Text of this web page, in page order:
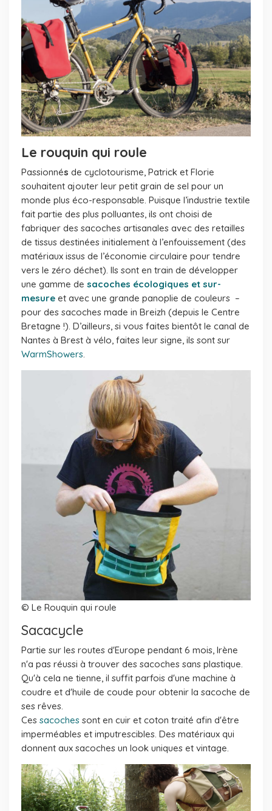
Le rouquin qui roule
Passionnés de cyclotourisme, Patrick et Florie
souhaitent ajouter leur petit grain de sel pour un
monde plus éco-responsable. Puisque l’industrie textile
fait partie des plus polluantes, ils ont choisi de
fabriquer des sacoches artisanales avec des retailles
de tissus destinées initialement à l’enfouissement (des
matériaux issus de l’économie circulaire pour tendre
vers le zéro déchet). Ils sont en train de développer
une gamme de sacoches écologiques et sur-
mesure et avec une grande panoplie de couleurs –
pour des sacoches made in Breizh (depuis le Centre
Bretagne !). D’ailleurs, si vous faites bientôt le canal de
Nantes à Brest à vélo, faites leur signe, ils sont sur
WarmShowers.
© Le Rouquin qui roule
Sacacycle
Partie sur les routes d'Europe pendant 6 mois, Irène
n'a pas réussi à trouver des sacoches sans plastique.
Qu'à cela ne tienne, il suffit parfois d'une machine à
coudre et d'huile de coude pour obtenir la sacoche de
ses rêves.
Ces sacoches sont en cuir et coton traité afin d'être
imperméables et imputrescibles. Des matériaux qui
donnent aux sacoches un look uniques et vintage.